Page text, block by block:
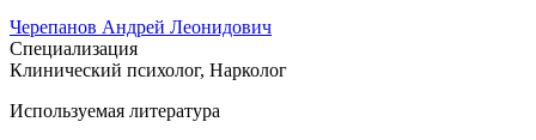
Черепанов Андрей Леонидович
Специализация
Клинический психолог, Нарколог
Используемая литература